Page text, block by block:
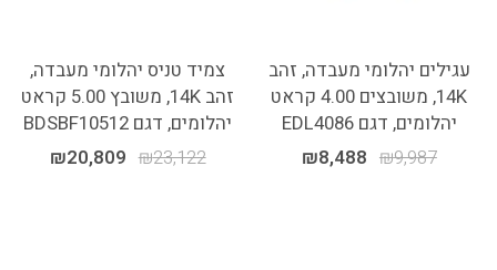
עגילים יהלומי מעבדה, זהב
14K, משובצים 4.00 קראט
יהלומים, דגם EDL4086
₪9,987
₪8,488
צמיד טניס יהלומי מעבדה,
זהב 14K, משובץ 5.00 קראט
יהלומים, דגם BDSBF10512
₪23,122
₪20,809